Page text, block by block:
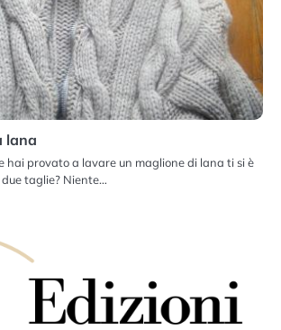
lana
hai provato a lavare un maglione di lana ti si è
taglie? Niente…